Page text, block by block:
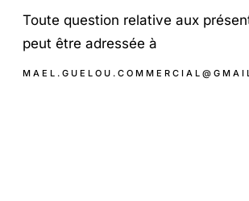
Toute question relative aux
peut être adressée à